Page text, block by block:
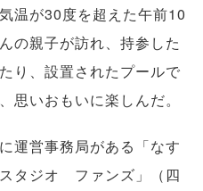
温が30度を超えた午前10
の親子が訪れ、持参した
り、設置されたプールで
思いおもいに楽しんだ。
運営事務局がある「なす
タジオ ファンズ」（四